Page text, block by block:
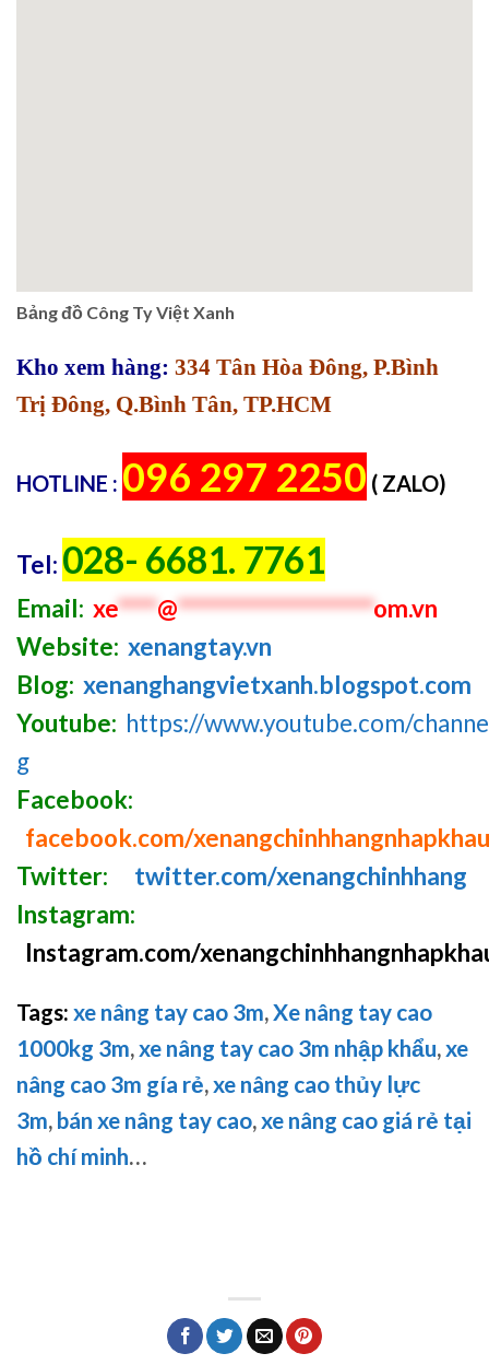
Bảng đồ Công Ty Việt Xanh
Kho xem hàng: 334 Tân Hòa Đông, P.Bình
Trị Đông, Q.Bình Tân, TP.HCM
HOTLINE : 096 297 2250 ( ZALO)
Tel: 028- 6681. 7761
Email: xe****@********************om.vn
Website: xenangtay.vn
Blog: xenanghangvietxanh.blogspot.com
Youtube: https://www.youtube.com/
g
Facebook:
facebook.com/xenangchinhhangnhapkhau
Twitter:
twitter.com/xenangchinhhang
Instagram:
Instagram.com/
Tags: xe nâng tay cao 3m,Xe nâng tay cao
1000kg 3m,xe nâng tay cao 3m nhập khẩu,xe
nâng cao 3m gía rẻ,xe nâng cao thủy lực
3m, bán xe nâng tay cao,xe nâng cao giá rẻ tại
hồ chí minh…